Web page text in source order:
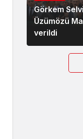
Görkem
Üzümözü
verildi